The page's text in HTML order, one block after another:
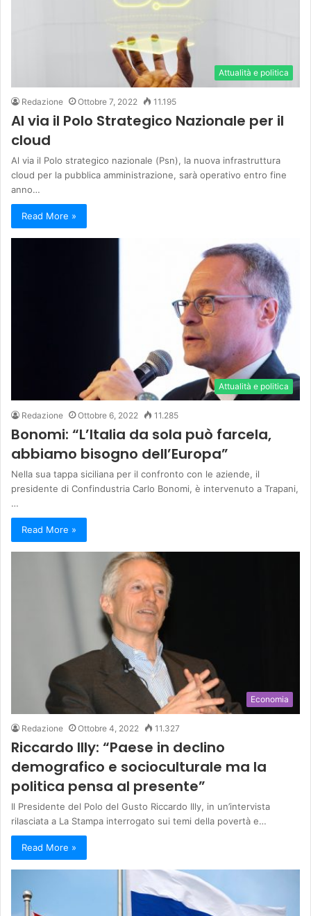
Attualità e politica
Redazione Ottobre 7, 2022 11.195
Al via il Polo Strategico Nazionale per il
cloud
Al via il Polo strategico nazionale (Psn), la nuova infrastruttura
cloud per la pubblica amministrazione, sarà operativo entro fine
anno…
Read More »
Attualità e politica
Redazione Ottobre 6, 2022 11.285
Bonomi: “L’Italia da sola può farcela,
abbiamo bisogno dell’Europa”
Nella sua tappa siciliana per il confronto con le aziende, il
presidente di Confindustria Carlo Bonomi, è intervenuto a Trapani,
…
Read More »
Economia
Redazione Ottobre 4, 2022 11.327
Riccardo Illy: “Paese in declino
demografico e socioculturale ma la
politica pensa al presente”
Il Presidente del Polo del Gusto Riccardo Illy, in un’intervista
rilasciata a La Stampa interrogato sui temi della povertà e…
Read More »